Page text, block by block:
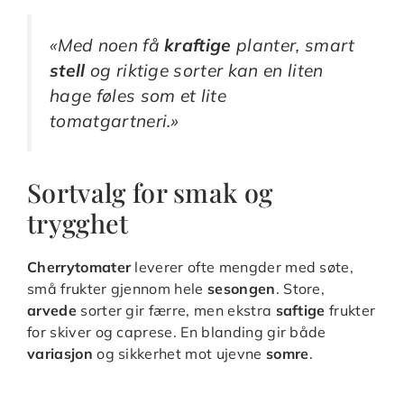
«Med noen fåkraftige planter, smart
stell og riktige sorter kan en liten
hage føles som et lite
tomatgartneri.»
Sortvalg for smak og
trygghet
Cherrytomaterleverer ofte mengder med søte,
små frukter gjennom helesesongen. Store,
arvedesorter gir færre, men ekstra saftige frukter
for skiver og caprese. En blanding gir både
variasjon og sikkerhet mot ujevne somre.